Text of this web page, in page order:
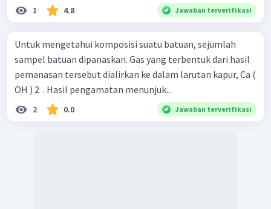
1 4.8 Jawaban terverifikasi
Untuk mengetahui komposisi suatu batuan, sejumlah
sampel batuan dipanaskan. Gas yang terbentuk dari hasil
pemanasan tersebut dialirkan ke dalam larutan kapur, Ca (
OH ) 2 ​ . Hasil pengamatan menunjuk...
2 0.0 Jawaban terverifikasi